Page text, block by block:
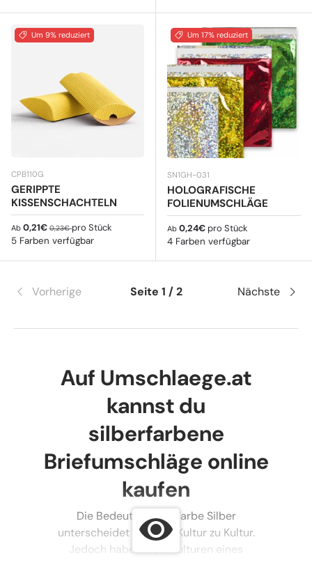
Um 9% reduziert
CPB110G
GERIPPTE
KISSENSCHACHTELN
Verkaufspreis
Ab 0,21€ Normaler Preis
0,23€pro Stück
5 Farben verfügbar
Um 17% reduziert
SN1GH-031
HOLOGRAFISCHE
FOLIENUMSCHLÄGE
Normaler Preis
Ab 0,24€ pro Stück
4 Farben verfügbar
Vorherige Seite 1 / 2 Nächste
Auf Umschlaege.at
kannst du
silberfarbene
Briefumschläge online
kaufen
Die Bedeutung der Farbe Silber
unterscheidet sich von Kultur zu Kultur.
Jedoch haben viele Kulturen eines